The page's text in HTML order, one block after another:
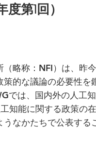
第1回）
略称：NFI）は、昨
的な議論の必要性を
では、国内外の人工
知能に関する政策の
なかたちで公表する